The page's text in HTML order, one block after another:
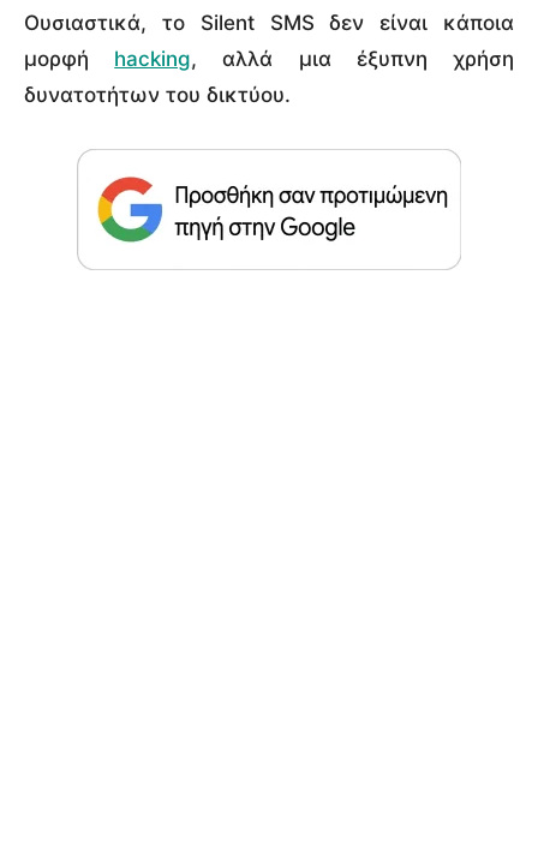
Ουσιαστικά, το Silent SMS δεν είναι κάποια
μορφή hacking, αλλά μια έξυπνη χρήση
δυνατοτήτων του δικτύου.